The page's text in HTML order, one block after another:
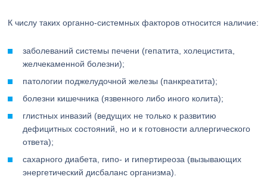
К числу таких органно-системных факторов относится наличие:
заболеваний системы печени (гепатита, холецистита,
желчекаменной болезни);
патологии поджелудочной железы (панкреатита);
болезни кишечника (язвенного либо иного колита);
глистных инвазий (ведущих не только к развитию
дефицитных состояний, но и к готовности аллергического
ответа);
сахарного диабета, гипо- и гипертиреоза (вызывающих
энергетический дисбаланс организма).